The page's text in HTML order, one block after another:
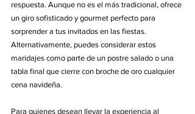
respuesta. Aunque no es el más tradicional, ofrece
un giro sofisticado y gourmet perfecto para
sorprender a tus invitados en las fiestas.
Alternativamente, puedes considerar estos
maridajes como parte de un postre salado o una
tabla final que cierre con broche de oro cualquier
cena navideña.
Para quienes desean llevar la experiencia al